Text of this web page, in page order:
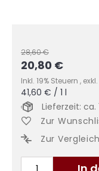
28,60 €
Sonderangebot
20,80 €
Inkl. 19% Steuern , exkl.
41,60 € / 1 l
Lieferzeit: ca.
Zur
Zur